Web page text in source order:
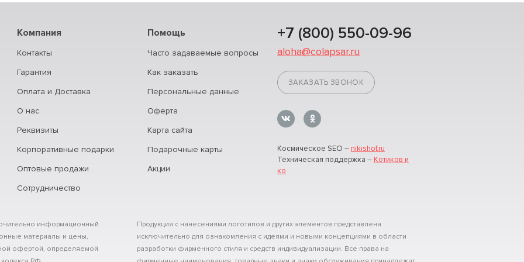
Компания
Контакты
Гарантия
Оплата и Доставка
О нас
Реквизиты
Корпоративные подарки
Оптовые продажи
Сотрудничество
Помощь
Часто задаваемые вопросы
Как заказать
Персональные данные
Оферта
Карта сайта
Подарочные карты
Акции
+7 (800) 550-09-96
aloha@colapsar.ru
ЗАКАЗАТЬ ЗВОНОК
Космическое SEO – nikishof.ru
Техническая поддержка – Котиков и
ко
информационный
материалы и цены,
офертой, определяемой
Продукция с нанесениями логотипов и других элементов представлена
исключительно для ознакомления с идеями и новыми концепциями в области
разработки фирменного стиля и средств индивидуализации. Все права на